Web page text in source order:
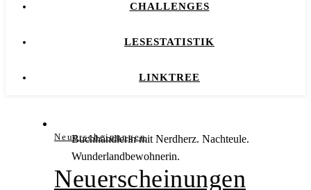
CHALLENGES
LESESTATISTIK
LINKTREE
Neuerscheinungen
Neuerscheinungen
Buchhändlerin mit Nerdherz. Nachteule.
Wunderlandbewohnerin.